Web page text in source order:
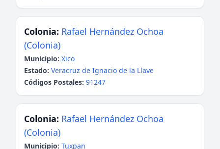
Colonia: Rafael Hernández Ochoa
(Colonia)
Municipio: Xico
Estado: Veracruz de Ignacio de la Llave
Códigos Postales: 91247
Colonia: Rafael Hernández Ochoa
(Colonia)
Municipio: Tuxpan